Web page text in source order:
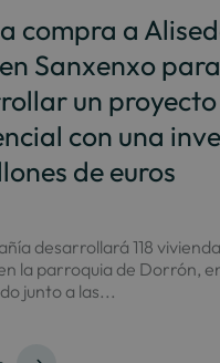
compra a
Sanxenxo para
un proyecto
con una
de euros
desarrollará 118
la parroquia de Dorrón,
junto a las...